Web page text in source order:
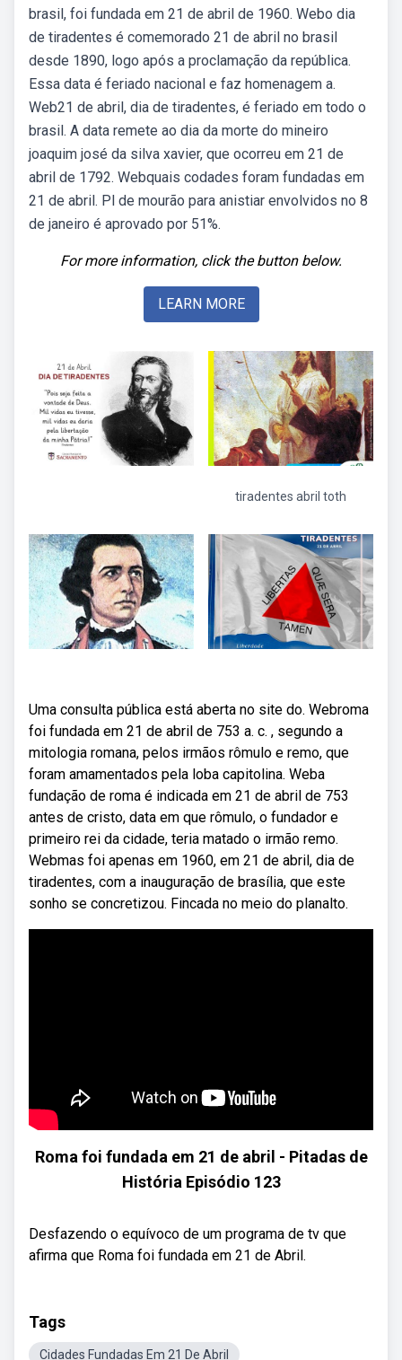
brasil, foi fundada em 21 de abril de 1960. Webo dia
de tiradentes é comemorado 21 de abril no brasil
desde 1890, logo após a proclamação da república.
Essa data é feriado nacional e faz homenagem a.
Web21 de abril, dia de tiradentes, é feriado em todo o
brasil. A data remete ao dia da morte do mineiro
joaquim josé da silva xavier, que ocorreu em 21 de
abril de 1792. Webquais codades foram fundadas em
21 de abril. Pl de mourão para anistiar envolvidos no 8
de janeiro é aprovado por 51%.
For more information, click the button below.
LEARN MORE
tiradentes abril toth
Uma consulta pública está aberta no site do. Webroma
foi fundada em 21 de abril de 753 a. c. , segundo a
mitologia romana, pelos irmãos rômulo e remo, que
foram amamentados pela loba capitolina. Weba
fundação de roma é indicada em 21 de abril de 753
antes de cristo, data em que rômulo, o fundador e
primeiro rei da cidade, teria matado o irmão remo.
Webmas foi apenas em 1960, em 21 de abril, dia de
tiradentes, com a inauguração de brasília, que este
sonho se concretizou. Fincada no meio do planalto.
Roma foi fundada em 21 de abril - Pitadas de
História Episódio 123
Desfazendo o equívoco de um programa de tv que
afirma que Roma foi fundada em 21 de Abril.
Tags
Cidades Fundadas Em 21 De Abril